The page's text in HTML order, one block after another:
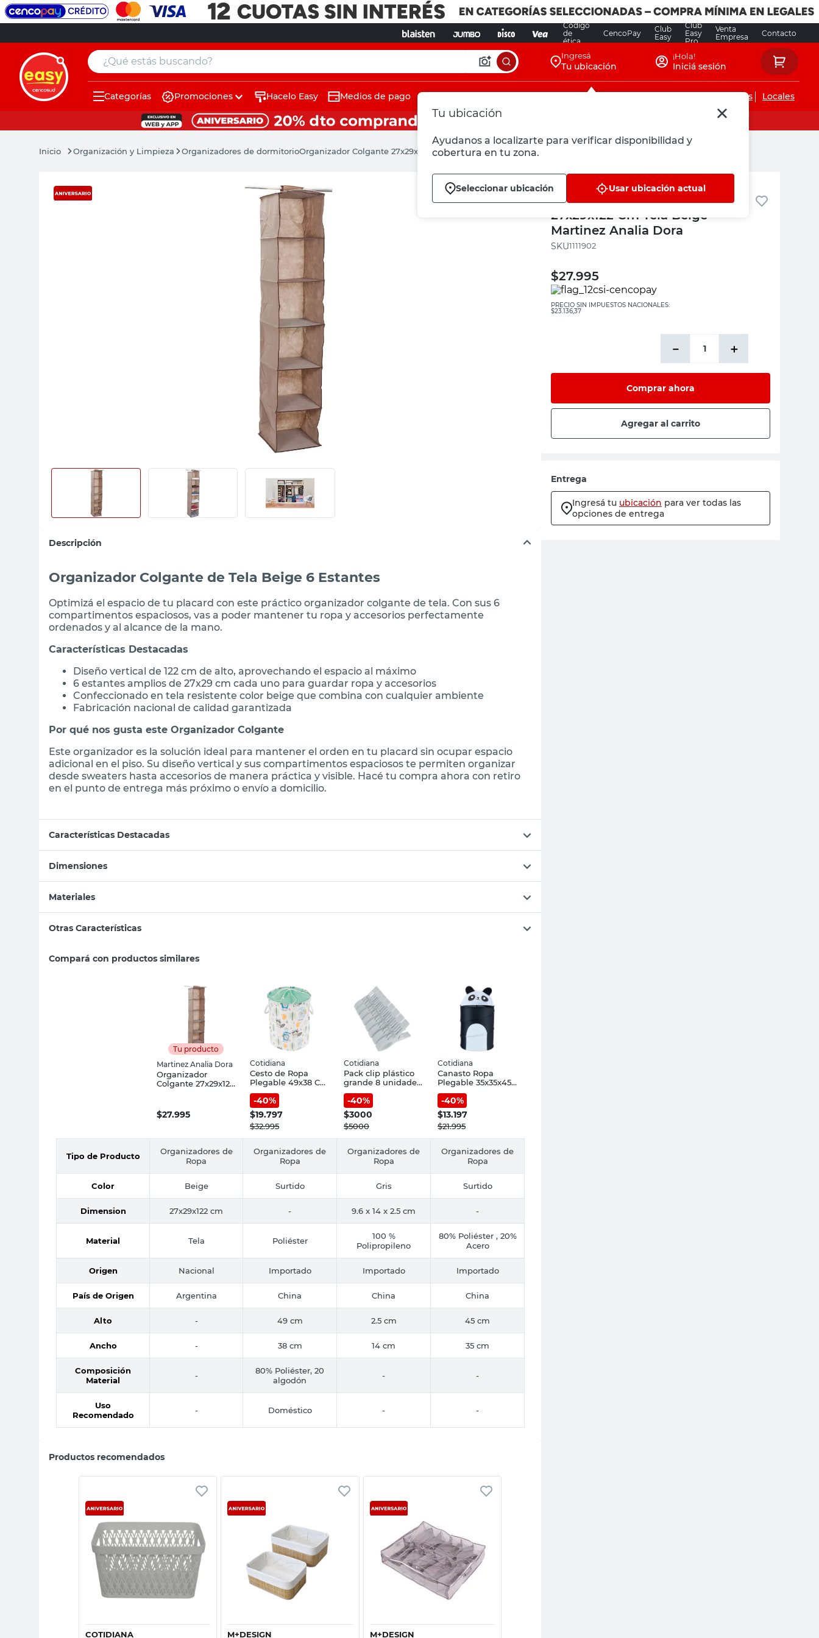
Código
de
ética
CencoPay
Club
Easy
Club
Easy
Pro
Venta
Empresa
Contacto
¿Qué estás buscando? Ingresá
Tu ubicación
Tu ubicación
Ayudanos a localizarte para verificar disponibilidad y
cobertura en tu zona.
Seleccionar ubicación Usar ubicación actual
¡Hola!
Iniciá sesión
Categorías Promociones Hacelo Easy Medios de pago Servicios de instalaciones Locales
Organización y Limpieza Organizadores de dormitorioOrganizador Colgante 27x29x122 Cm Tela Beige Martinez Analia Dora
Descripción
Organizador Colgante de Tela Beige 6 Estantes
Optimizá el espacio de tu placard con este práctico organizador colgante de tela. Con sus 6
compartimentos espaciosos, vas a poder mantener tu ropa y accesorios perfectamente
ordenados y al alcance de la mano.
Características Destacadas
Diseño vertical de 122 cm de alto, aprovechando el espacio al máximo
6 estantes amplios de 27x29 cm cada uno para guardar ropa y accesorios
Confeccionado en tela resistente color beige que combina con cualquier ambiente
Fabricación nacional de calidad garantizada
Por qué nos gusta este Organizador Colgante
Este organizador es la solución ideal para mantener el orden en tu placard sin ocupar espacio
adicional en el piso. Su diseño vertical y sus compartimentos espaciosos te permiten organizar
desde sweaters hasta accesorios de manera práctica y visible. Hacé tu compra ahora con retiro
en el punto de entrega más próximo o envío a domicilio.
Características Destacadas
Dimensiones
Materiales
Otras Características
Compará con productos similares
Tu producto
Martinez Analia Dora
Organizador
Colgante 27x29x122
Dora
$27.995
Cotidiana
Cesto de Ropa
Plegable 49x38 Cm
Poliéster Estampa
Bosque Cotidiana
-40%
$19.797
$32.995
Cotidiana
Pack clip plástico
grande 8 unidades
Cotidiana
-40%
$3000
$5000
Cotidiana
Canasto Ropa
Plegable 35x35x45
Cm Poliéster
Negro/Blanco
Panda Cotidiana
-40%
$13.197
$21.995
Tipo de Producto
Organizadores de
Ropa
Organizadores de
Ropa
Organizadores de
Ropa
Organizadores de
Ropa
Color Beige Surtido Gris Surtido
Dimension 27x29x122 cm - 9.6 x 14 x 2.5 cm -
Material Tela Poliéster
100 %
Polipropileno
80% Poliéster , 20%
Acero
Origen Nacional Importado Importado Importado
País de Origen Argentina China China China
Alto - 49 cm 2.5 cm 45 cm
Ancho - 38 cm 14 cm 35 cm
Composición
Material
-
80% Poliéster, 20
algodón
- -
Uso
Recomendado
- Doméstico - -
Productos recomendados
Vista rápida
COTIDIANA
Vista rápida
M+DESIGN
Vista rápida
M+DESIGN
Martinez Analia Dora
Organizador Colgante
27x29x122 Cm Tela Beige
Martinez Analia Dora
:1111902
$27.995
PRECIO SIN IMPUESTOS NACIONALES:
$23.136,37
＋
－
Comprar ahora
Agregar al carrito
Entrega
Ingresá tu ubicación para ver todas las
opciones de entrega
muebles